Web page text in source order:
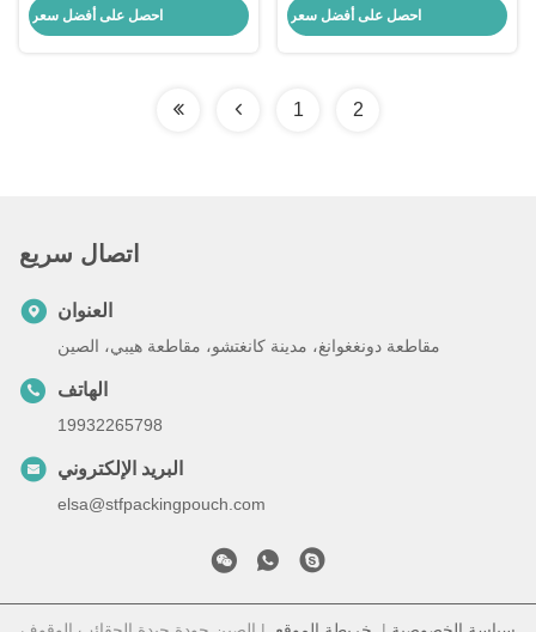
زيبلوك قابلة لإعادة الإغلاق للحلوى،
الكوكيز ووجبات خفيفة الغذاء التعبئة
احصل على أفضل سعر
سحاب للفواكه الجافة، الحلوى، معلبة
الملفات الغذائية الكوكيز
احصل على أفضل سعر
1 2
اتصال سريع
العنوان
مقاطعة دونغغوانغ، مدينة كانغتشو، مقاطعة هيبي، الصين
الهاتف
19932265798
البريد الإلكتروني
elsa@stfpackingpouch.com